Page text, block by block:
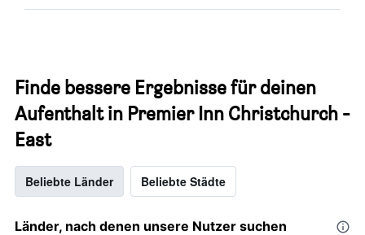
Finde bessere Ergebnisse für deinen
Aufenthalt in Premier Inn Christchurch -
East
Beliebte Länder Beliebte Städte
Länder, nach denen unsere Nutzer suchen